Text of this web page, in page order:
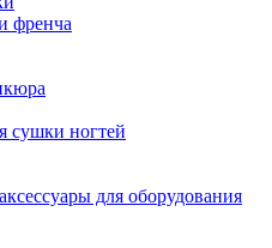
френча
сушки ногтей
для оборудования